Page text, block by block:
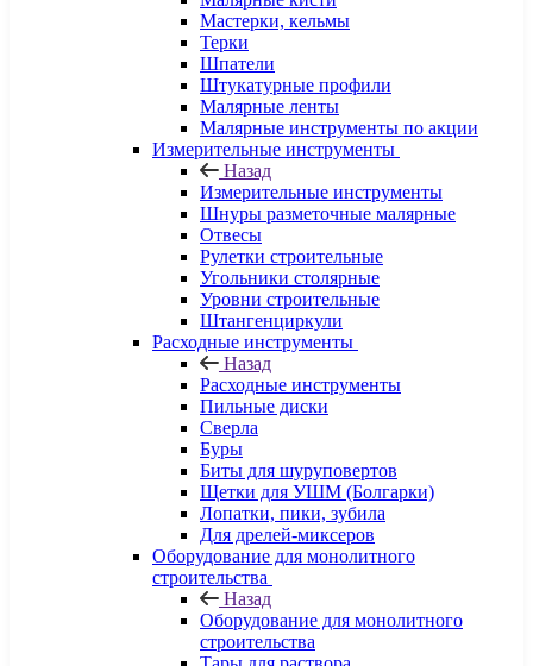
Мастерки, кельмы
Терки
Шпатели
Штукатурные профили
Малярные ленты
Малярные инструменты по акции
Измерительные инструменты
Назад
Измерительные инструменты
Шнуры разметочные малярные
Отвесы
Рулетки строительные
Угольники столярные
Уровни строительные
Штангенциркули
Расходные инструменты
Назад
Расходные инструменты
Пильные диски
Сверла
Буры
Биты для шуруповертов
Щетки для УШМ (Болгарки)
Лопатки, пики, зубила
Для дрелей-миксеров
Оборудование для монолитного
строительства
Назад
Оборудование для монолитного
строительства